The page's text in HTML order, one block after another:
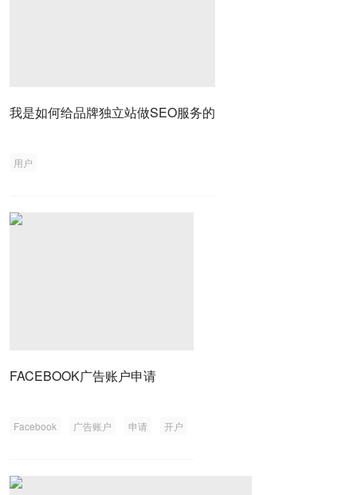
我是如何给品牌独立站做SEO服务的
用户
FACEBOOK广告账户申请
Facebook 广告账户 申请 开户